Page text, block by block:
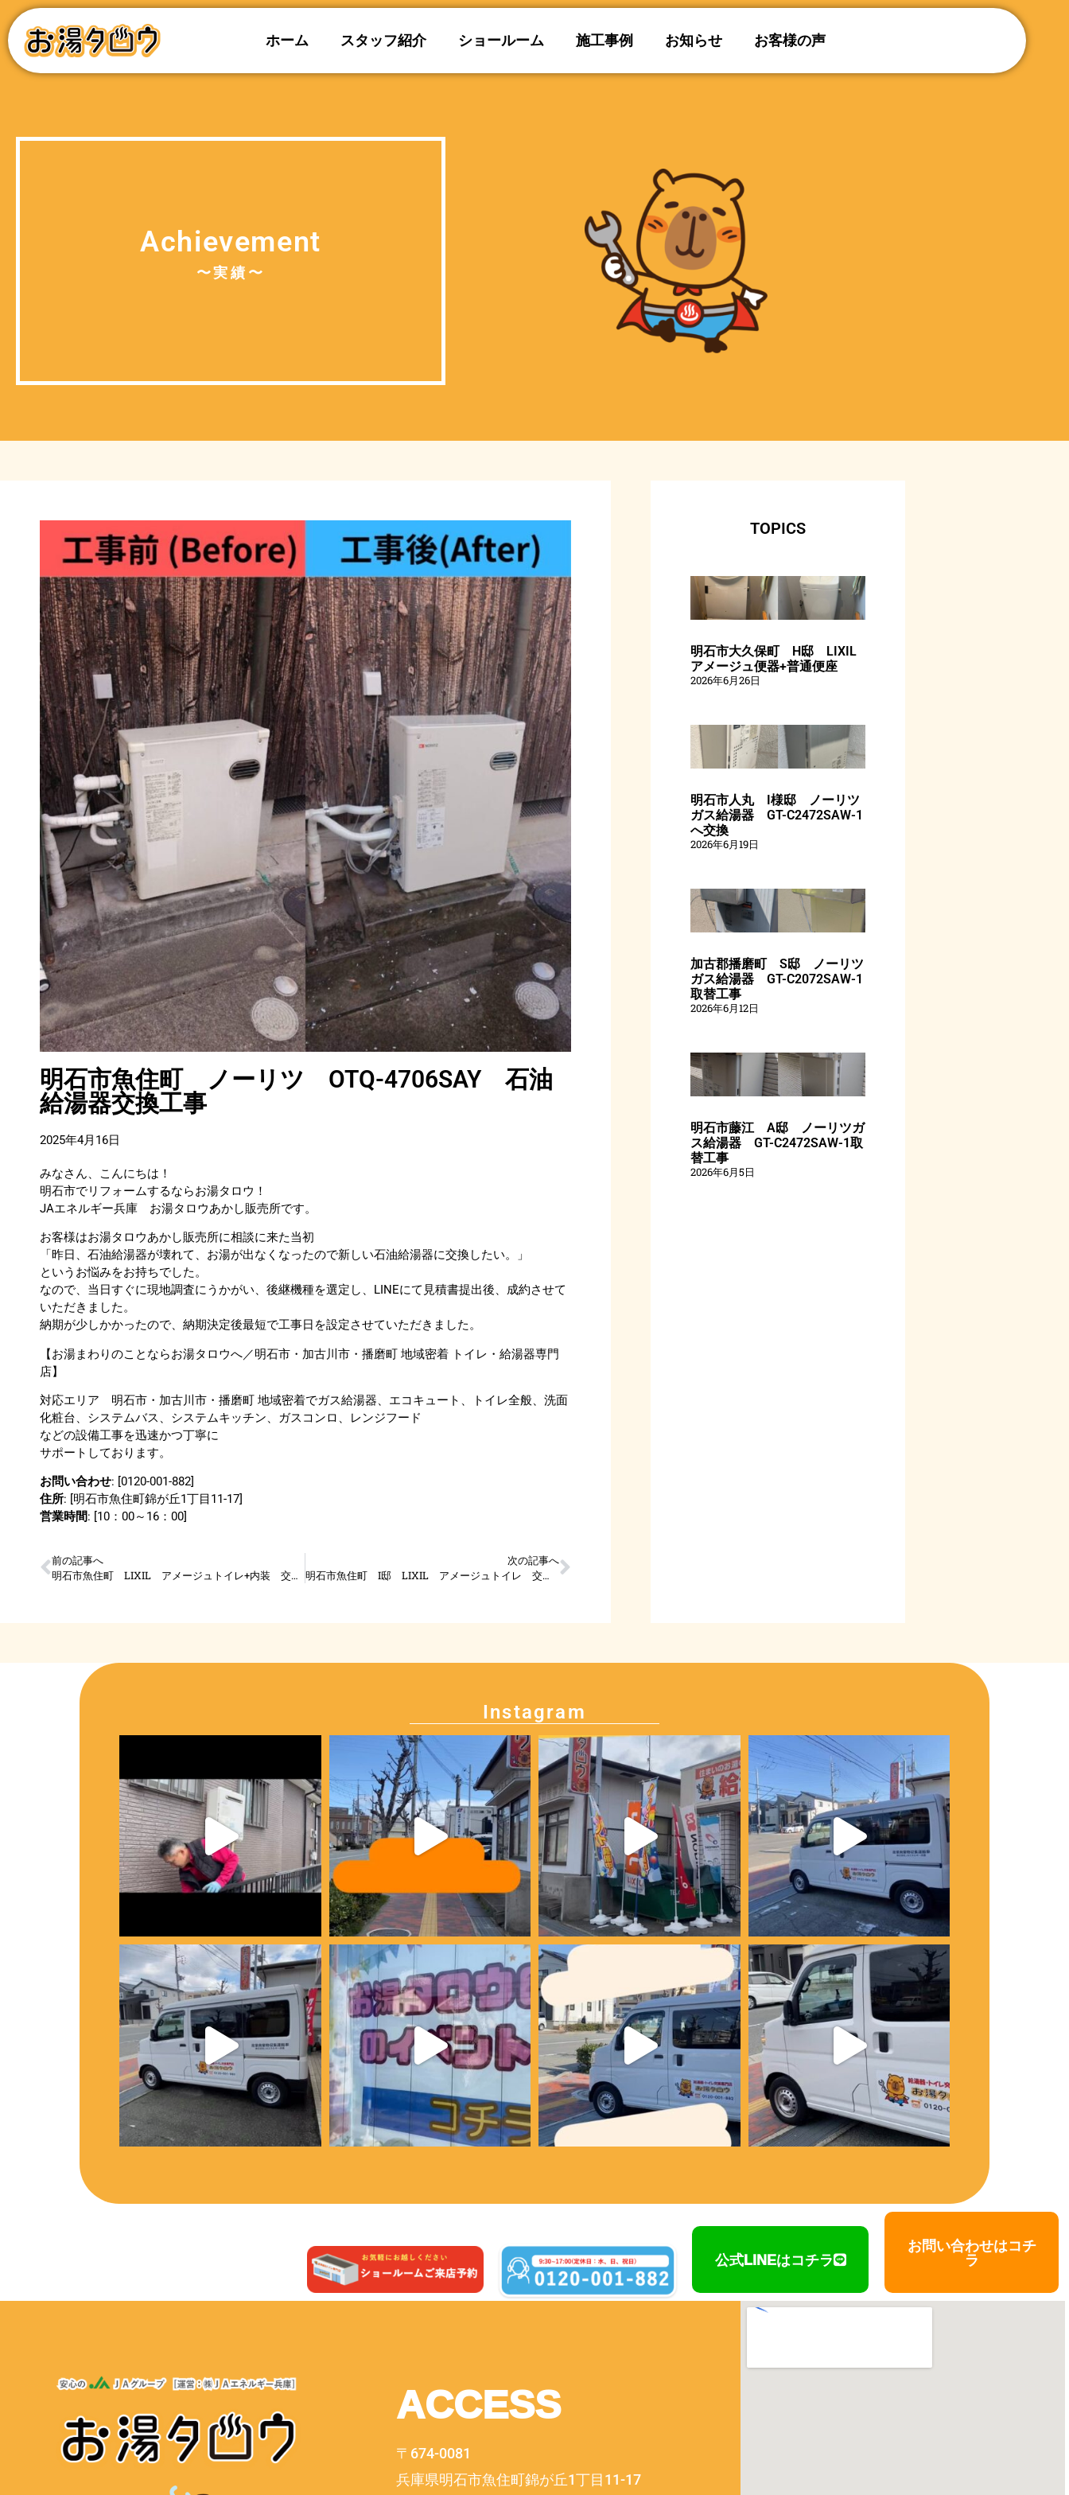
ホーム スタッフ紹介 ショールーム 施工事例 お知らせ お客様の声
Achievement
〜実績〜
明石市魚住町 ノーリツ OTQ-4706SAY 石油
給湯器交換工事
2025年4月16日
みなさん、こんにちは！
明石市でリフォームするならお湯タロウ！
JAエネルギー兵庫 お湯タロウあかし販売所です。
お客様はお湯タロウあかし販売所に相談に来た当初
「昨日、石油給湯器が壊れて、お湯が出なくなったので新しい石油給湯器に交換したい。」
というお悩みをお持ちでした。
なので、当日すぐに現地調査にうかがい、後継機種を選定し、LINEにて見積書提出後、成約させて
いただきました。
納期が少しかかったので、納期決定後最短で工事日を設定させていただきました。
【お湯まわりのことならお湯タロウへ／明石市・加古川市・播磨町 地域密着 トイレ・給湯器専門
店】
対応エリア 明石市・加古川市・播磨町 地域密着でガス給湯器、エコキュート、トイレ全般、洗面
化粧台、システムバス、システムキッチン、ガスコンロ、レンジフード
などの設備工事を迅速かつ丁寧に
サポートしております。
お問い合わせ: [0120-001-882]
住所: [明石市魚住町錦が丘1丁目11-17]
営業時間: [10：00～16：00]
前の記事へ
明石市魚住町 LIXIL アメージュトイレ+内装 交換工事
次の記事へ
明石市魚住町 I邸 LIXIL アメージュトイレ 交換工事
TOPICS
明石市大久保町 H邸 LIXIL
アメージュ便器+普通便座
2026年6月26日
明石市人丸 I様邸 ノーリツ
ガス給湯器 GT-C2472SAW-1
へ交換
2026年6月19日
加古郡播磨町 S邸 ノーリツ
ガス給湯器 GT-C2072SAW-1
取替工事
2026年6月12日
明石市藤江 A邸 ノーリツガ
ス給湯器 GT-C2472SAW-1取
替工事
2026年6月5日
Instagram
公式LINEはコチラ
お問い合わせはコチ
ラ
ACCESS
〒674-0081
兵庫県明石市魚住町錦が丘1丁目11-17